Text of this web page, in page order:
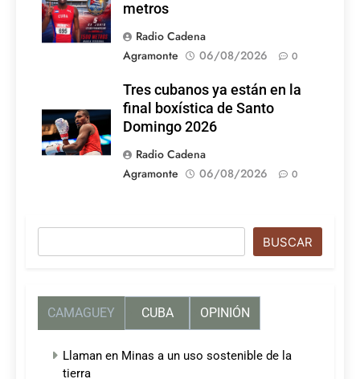
metros
Radio Cadena
Agramonte
06/08/2026 0
Tres cubanos ya están en la
final boxística de Santo
Domingo 2026
Radio Cadena
Agramonte
06/08/2026 0
BUSCAR
CAMAGUEY CUBA OPINIÓN
Llaman en Minas a un uso sostenible de la
tierra